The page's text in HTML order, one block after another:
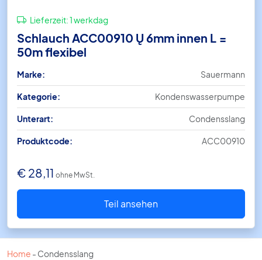
Lieferzeit:1 werkdag
Schlauch ACC00910 Ų 6mm innen L =
50m flexibel
Marke: Sauermann
Kategorie: Kondenswasserpumpe
Unterart: Condensslang
Produktcode: ACC00910
€ 28,11 ohne MwSt.
Teil ansehen
Home - Condensslang